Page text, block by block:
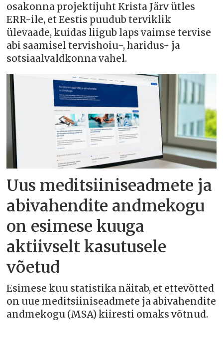
osakonna projektijuht Krista Järv ütles
ERR-ile, et Eestis puudub terviklik
ülevaade, kuidas liigub laps vaimse tervise
abi saamisel tervishoiu-, haridus- ja
sotsiaalvaldkonna vahel.
Uus meditsiiniseadmete ja
abivahendite andmekogu
on esimese kuuga
aktiivselt kasutusele
võetud
Esimese kuu statistika näitab, et ettevõtted
on uue meditsiiniseadmete ja abivahendite
andmekogu (MSA) kiiresti omaks võtnud.